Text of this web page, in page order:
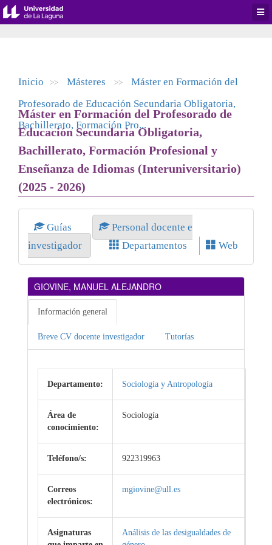
Inicio >> Másteres >>
Máster en Formación del
Profesorado de Educación Secundaria Obligatoria,
Bachillerato, Formación Pro...
Máster en Formación del Profesorado de
Educación Secundaria Obligatoria,
Bachillerato, Formación Profesional y
Enseñanza de Idiomas (Interuniversitario)
(2025 - 2026)
Guías
Personal docente e
investigador
Departamentos Web
GIOVINE, MANUEL ALEJANDRO
Información general
Breve CV docente investigador Tutorías
Departamento: Sociología y Antropología
Área de
conocimiento:
Sociología
Teléfono/s: 922319963
Correos
electrónicos:
mgiovine@ull.es
Asignaturas
Análisis de las desigualdades de